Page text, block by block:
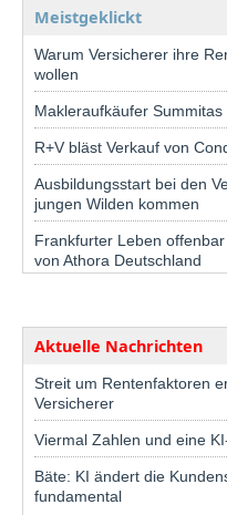
Meistgeklickt
Warum Versicherer ihre
wollen
Makleraufkäufer
R+V bläst Verkauf von
Ausbildungsstart bei den
jungen Wilden kommen
Frankfurter Leben
von Athora Deutschland
Aktuelle Nachrichten
Streit um Rentenfaktoren
Versicherer
Viermal Zahlen und eine
Bäte: KI ändert die
fundamental